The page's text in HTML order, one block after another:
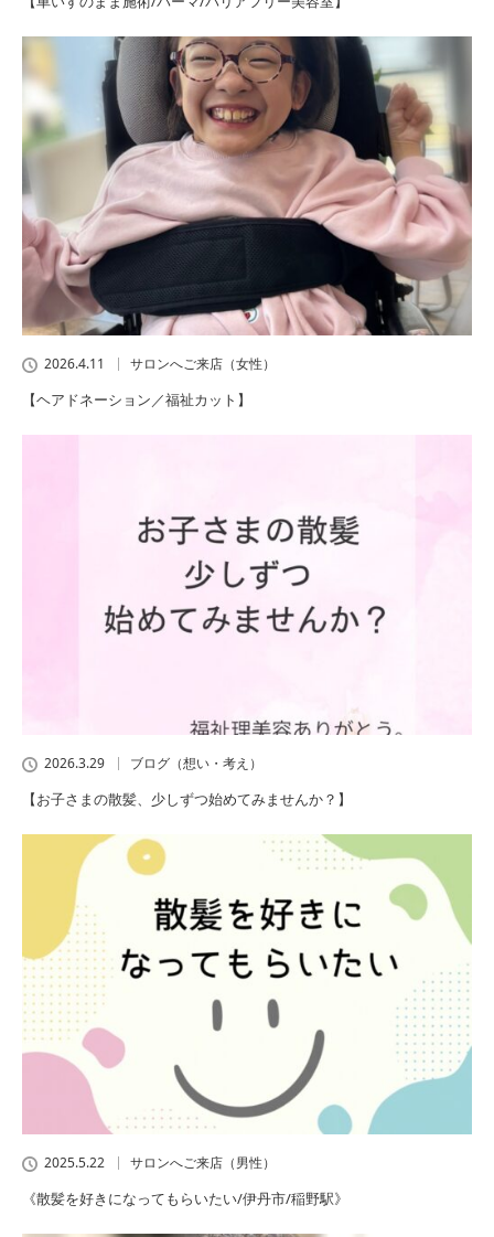
2026.4.11 サロンへご来店（女性）
【ヘアドネーション／福祉カット】
2026.3.29 ブログ（想い・考え）
【お子さまの散髪、少しずつ始めてみませんか？】
2025.5.22 サロンへご来店（男性）
《散髪を好きになってもらいたい/伊丹市/稲野駅》